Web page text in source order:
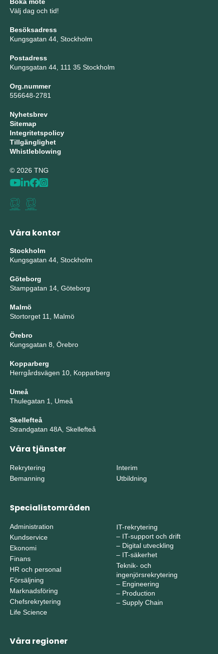
Välj dag och tid!
Besöksadress
Kungsgatan 44, Stockholm
Postadress
Kungsgatan 44, 111 35 Stockholm
Org.nummer
556648-2781
Nyhetsbrev
Sitemap
Integritetspolicy
Tillgänglighet
Whistleblowing
© 2026 TNG
Våra kontor
Stockholm
Kungsgatan 44, Stockholm
Göteborg
Stampgatan 14, Göteborg
Malmö
Stortorget 11, Malmö
Örebro
Kungsgatan 8, Örebro
Kopparberg
Herrgårdsvägen 10, Kopparberg
Umeå
Thulegatan 1, Umeå
Skellefteå
Strandgatan 48A, Skellefteå
Våra tjänster
Rekrytering
Bemanning
Interim
Utbildning
Specialistområden
Administration
Kundservice
Ekonomi
Finans
HR och personal
Försäljning
Marknadsföring
Chefsrekrytering
Life Science
IT-rekrytering
– IT-support och drift
– Digital utveckling
– IT-säkerhet
Teknik- och
ingenjörsrekrytering
– Engineering
– Production
– Supply Chain
Våra regioner